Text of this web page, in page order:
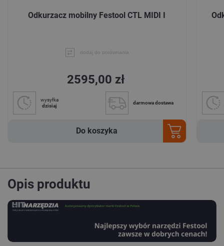
Odkurzacz mobilny Festool CTL MIDI I
dodaj do porównania
2595,00 zł
wysyłka
dzisiaj
darmowa dostawa
Do koszyka
Opis produktu